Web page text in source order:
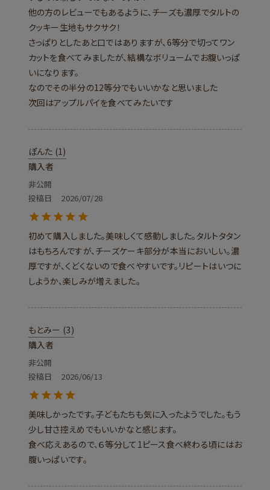
他の方のレビューでもあるように、チーズも濃厚でタルトの
クッキー生地もサクサク！
さっぱりとしたあと口ではありますが、6等分で切ってワン
カットを食べてみましたが、結構なボリュームでお腹いっぱ
いになります。
なのでその半分の12等分でもいいかなと思いました
次回はアップルパイを食べてみたいです
ぽんた 1
購入者
非公開
投稿日
2026/07/28
初めて購入しました。美味しくて感動しました。タルトタタン
はもちろんですが、チーズケーキ部分が本当においしい。濃
厚ですが、くどくないので食べやすいです。リピートはいつに
しようか、楽しみが増えました。
もとみー 3
購入者
非公開
投稿日
2026/06/13
美味しかったです。子どもたちも気に入ったようでした。もう
少し甘さ控えめでもいいかなと感じます。
食べ応えあるので、６等分して1ピース食べ終わる頃にはお
腹いっぱいです。